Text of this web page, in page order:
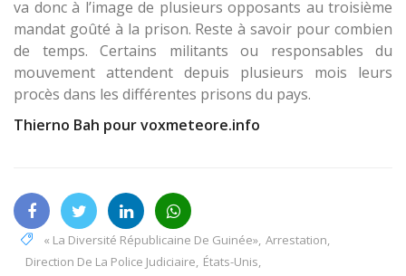
va donc à l’image de plusieurs opposants au troisième
mandat goûté à la prison. Reste à savoir pour combien
de temps. Certains militants ou responsables du
mouvement attendent depuis plusieurs mois leurs
procès dans les différentes prisons du pays.
Thierno Bah pour voxmeteore.info
« La Diversité Républicaine De Guinée», Arrestation,
Direction De La Police Judiciaire, États-Unis,